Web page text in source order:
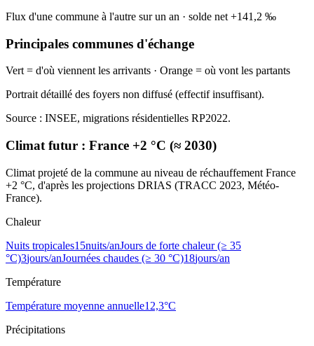
Flux d'une commune à l'autre sur un an · solde net +141,2 ‰
Principales communes d'échange
Vert = d'où viennent les arrivants · Orange = où vont les partants
Portrait détaillé des foyers non diffusé (effectif insuffisant).
Source : INSEE, migrations résidentielles RP2022.
Climat futur : France +2 °C (≈ 2030)
Climat projeté de la commune au niveau de réchauffement France
+2 °C, d'après les projections DRIAS (TRACC 2023, Météo-
France).
Chaleur
Nuits tropicales15nuits/anJours de forte chaleur (≥ 35
°C)3jours/anJournées chaudes (≥ 30 °C)18jours/an
Température
Température moyenne annuelle12,3°C
Précipitations